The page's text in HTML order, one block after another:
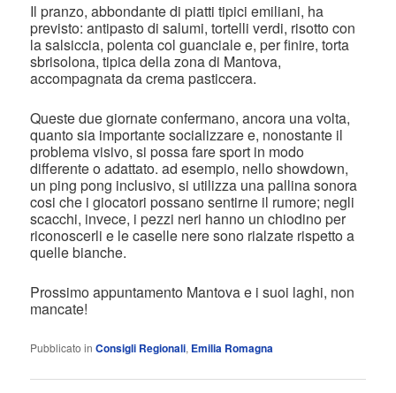
Il pranzo, abbondante di piatti tipici emiliani, ha
previsto: antipasto di salumi, tortelli verdi, risotto con
la salsiccia, polenta col guanciale e, per finire, torta
sbrisolona, tipica della zona di Mantova,
accompagnata da crema pasticcera.
Queste due giornate confermano, ancora una volta,
quanto sia importante socializzare e, nonostante il
problema visivo, si possa fare sport in modo
differente o adattato. ad esempio, nello showdown,
un ping pong inclusivo, si utilizza una pallina sonora
cosi che i giocatori possano sentirne il rumore; negli
scacchi, invece, i pezzi neri hanno un chiodino per
riconoscerli e le caselle nere sono rialzate rispetto a
quelle bianche.
Prossimo appuntamento Mantova e i suoi laghi, non
mancate!
Pubblicato in Consigli Regionali, Emilia Romagna